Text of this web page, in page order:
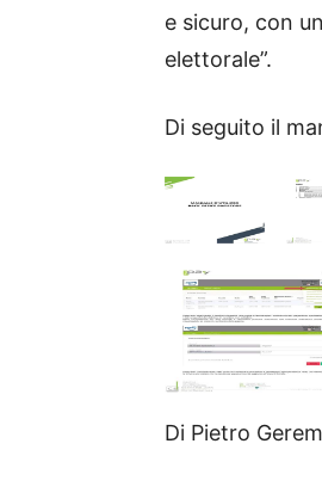
e sicuro, con
elettorale”.
Di seguito il
Di Pietro